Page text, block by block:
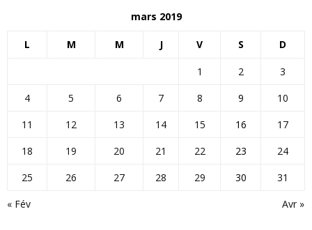
mars 2019
L M M J V S D
« Fév Avr »
1 2
3
4
5 6 7 8 9
10
11
12 13 14 15 16
17
18
19 20 21 22 23
24
25
26 27 28 29 30 31